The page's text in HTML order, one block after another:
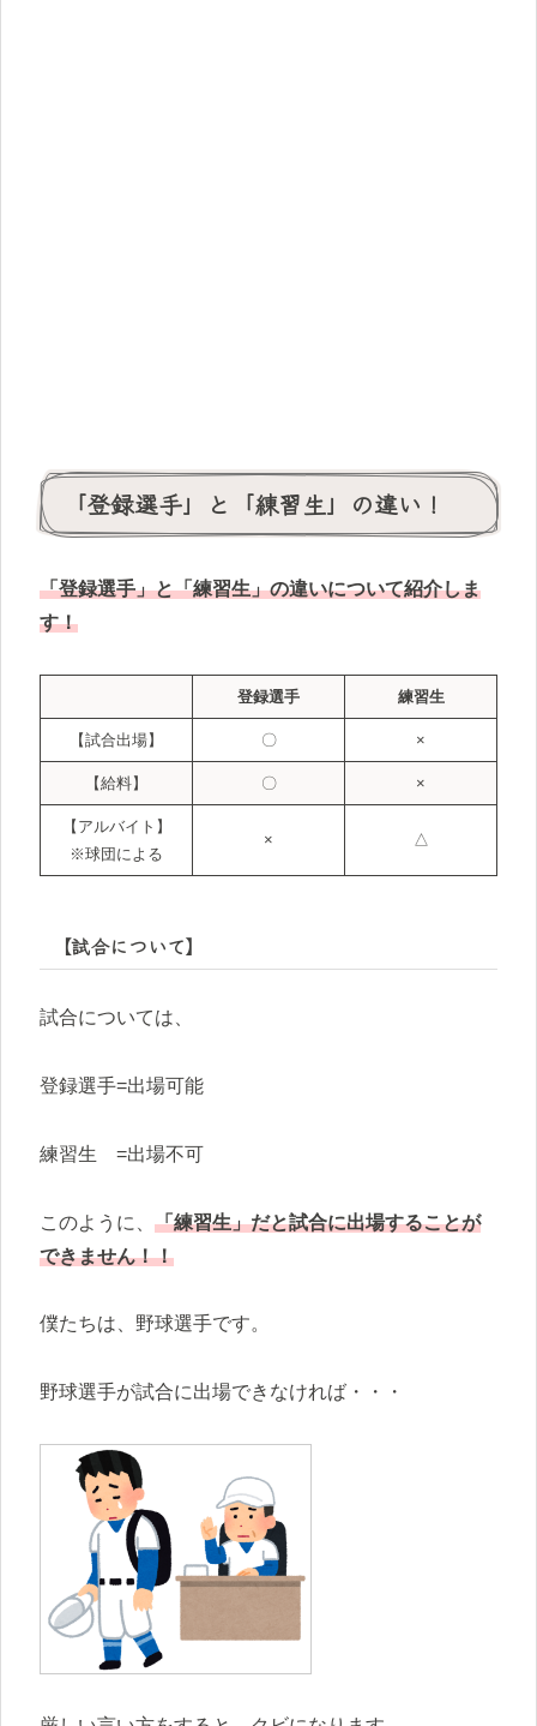
「登録選手」と「練習生」の違い！
「登録選手」と「練習生」の違いについて紹介しま
す！
登録選手 練習生
【試合出場】 〇 ×
【給料】 〇 ×
【アルバイト】
※球団による
× △
【試合について】
試合については、
登録選手=出場可能
練習生 =出場不可
このように、 「練習生」だと試合に出場することが
できません！！
僕たちは、野球選手です。
野球選手が試合に出場できなければ・・・